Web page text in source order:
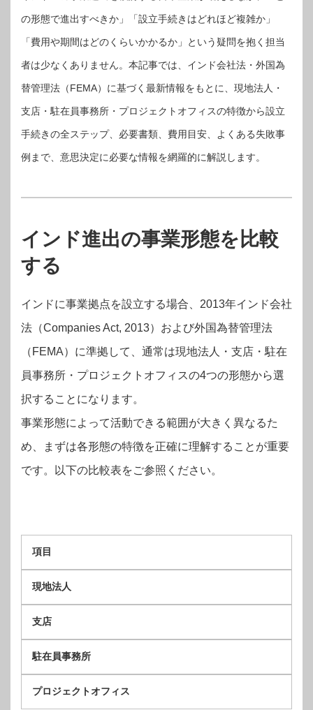
の形態で進出すべきか」「設立手続きはどれほど複雑か」
「費用や期間はどのくらいかかるか」という疑問を抱く担当
者は少なくありません。本記事では、インド会社法・外国為
替管理法（FEMA）に基づく最新情報をもとに、現地法人・
支店・駐在員事務所・プロジェクトオフィスの特徴から設立
手続きの全ステップ、必要書類、費用目安、よくある失敗事
例まで、意思決定に必要な情報を網羅的に解説します。
インド進出の事業形態を比較
する
インドに事業拠点を設立する場合、2013年インド会社
法（Companies Act, 2013）および外国為替管理法
（FEMA）に準拠して、通常は現地法人・支店・駐在
員事務所・プロジェクトオフィスの4つの形態から選
択することになります。
事業形態によって活動できる範囲が大きく異なるた
め、まずは各形態の特徴を正確に理解することが重要
です。以下の比較表をご参照ください。
項目
現地法人
支店
駐在員事務所
プロジェクトオフィス